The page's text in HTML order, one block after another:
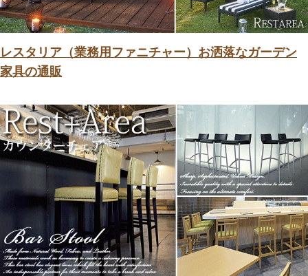
レスタリア（業務用ファニチャー）お洒落なガーデン
家具の通販